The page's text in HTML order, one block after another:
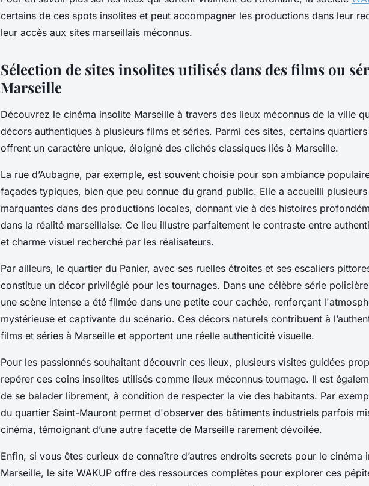
certains de ces spots insolites et peut accompagner les productions dans leur
leur accès aux sites marseillais méconnus.
Sélection de sites insolites utilisés dans des films ou
Marseille
Découvrez le cinéma insolite Marseille à travers des lieux méconnus de la ville
décors authentiques à plusieurs films et séries. Parmi ces sites, certains
offrent un caractère unique, éloigné des clichés classiques liés à Marseille.
La rue d’Aubagne, par exemple, est souvent choisie pour son ambiance
façades typiques, bien que peu connue du grand public. Elle a accueilli plusieurs
marquantes dans des productions locales, donnant vie à des histoires
dans la réalité marseillaise. Ce lieu illustre parfaitement le contraste entre
et charme visuel recherché par les réalisateurs.
Par ailleurs, le quartier du Panier, avec ses ruelles étroites et ses escaliers
constitue un décor privilégié pour les tournages. Dans une célèbre série
une scène intense a été filmée dans une petite cour cachée, renforçant
mystérieuse et captivante du scénario. Ces décors naturels contribuent à
films et séries à Marseille et apportent une réelle authenticité visuelle.
Pour les passionnés souhaitant découvrir ces lieux, plusieurs visites guidées
repérer ces coins insolites utilisés comme lieux méconnus tournage. Il est
de se balader librement, à condition de respecter la vie des habitants. Par
du quartier Saint-Mauront permet d'observer des bâtiments industriels parfois
cinéma, témoignant d’une autre facette de Marseille rarement dévoilée.
Enfin, si vous êtes curieux de connaître d’autres endroits secrets pour le cinéma
Marseille, le site WAKUP offre des ressources complètes pour explorer ces